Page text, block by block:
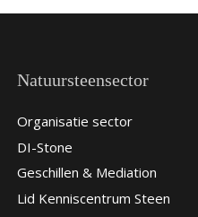
Natuursteensector
Organisatie sector
DI-Stone
Geschillen & Mediation
Lid Kenniscentrum Steen